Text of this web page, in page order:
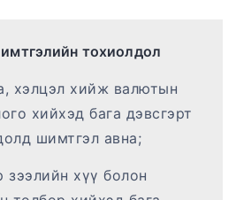
тохиолдол
хэлцэл хийж валютын
хийхэд бага дэвсгэрт
шимтгэл авна;
зээлийн хүү болон